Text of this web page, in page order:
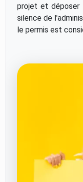
projet et déposer
silence de
le permis est